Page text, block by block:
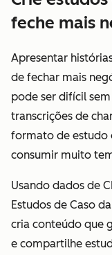
feche mais
Apresentar
de fechar mais
pode ser difícil
transcrições de
formato de estudo
consumir muito
Usando dados de
Estudos de Caso
cria conteúdo que
e compartilhe